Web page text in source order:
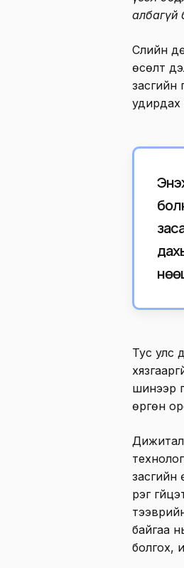
албагүй
Сүүлийн
өсөлт
засгийн
удирдах
Тус улс
шинээр
өргөн
Дижитал
засгийн
үүрэг
байгаа
болгох,